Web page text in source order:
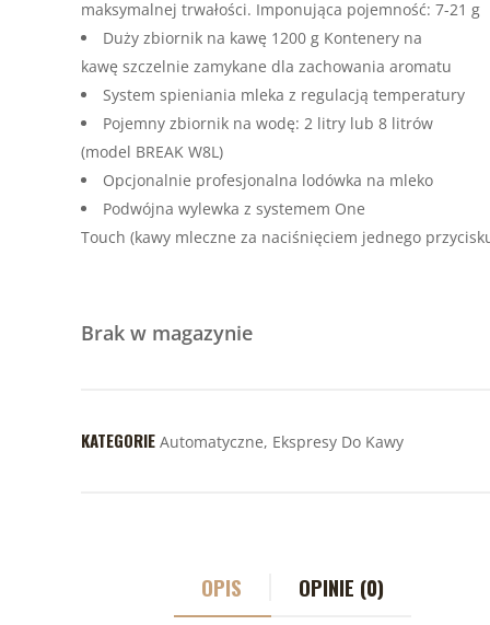
maksymalnej trwałości. Imponująca pojemność: 7-21 g
Duży zbiornik na kawę 1200 g Kontenery na
kawę szczelnie zamykane dla zachowania aromatu
System spieniania mleka z regulacją temperatury
Pojemny zbiornik na wodę: 2 litry lub 8 litrów
(model BREAK W8L)
Opcjonalnie profesjonalna lodówka na mleko
Podwójna wylewka z systemem One
Touch (kawy mleczne za naciśnięciem jednego
Brak w magazynie
KATEGORIE Automatyczne, Ekspresy Do Kawy
OPIS OPINIE (0)